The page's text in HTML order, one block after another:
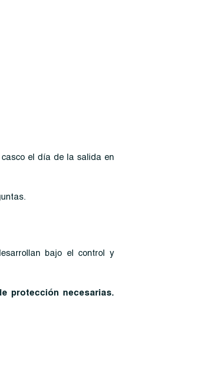
el día de la salida en
bajo el control y
protección necesarias.